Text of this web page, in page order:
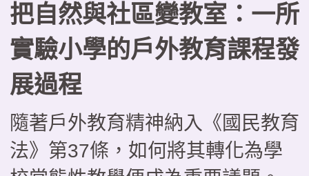
把自然與社區變教室：一所
實驗小學的戶外教育課程發
展過程
隨著戶外教育精神納入《國民教育
法》第37條，如何將其轉化為學